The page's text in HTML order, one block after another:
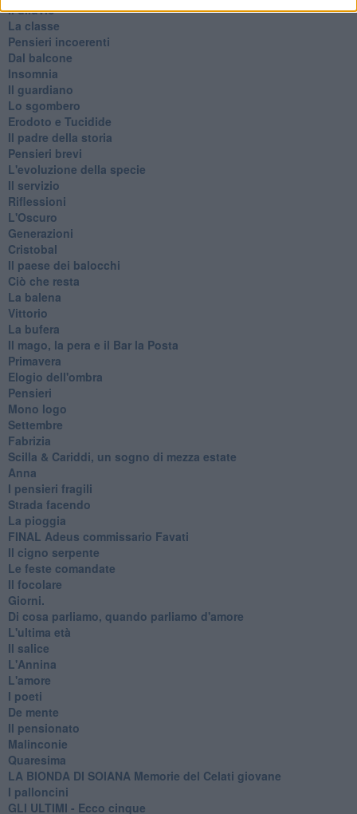
Il diluvio
La classe
Pensieri incoerenti
Dal balcone
Insomnia
Il guardiano
Lo sgombero
Erodoto e Tucidide
Il padre della storia
Pensieri brevi
L'evoluzione della specie
Il servizio
Riflessioni
L'Oscuro
Generazioni
Cristobal
Il paese dei balocchi
Ciò che resta
La balena
Vittorio
La bufera
Il mago, la pera e il Bar la Posta
Primavera
Elogio dell'ombra
Pensieri
Mono logo
Settembre
Fabrizia
​Scilla & Cariddi, un sogno di mezza estate
Anna
I pensieri fragili
Strada facendo
La pioggia
FINAL Adeus commissario Favati
Il cigno serpente
Le feste comandate
Il focolare
Giorni.
Di cosa parliamo, quando parliamo d'amore
L'ultima età
Il salice
L'Annina
L'amore
I poeti
De mente
Il pensionato
Malinconie
Quaresima
LA BIONDA DI SOIANA Memorie del Celati giovane
I palloncini
GLI ULTIMI - Ecco cinque